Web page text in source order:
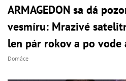
ARMAGEDON sa dá
vesmíru: Mrazivé
len pár rokov a po vode
Domáce